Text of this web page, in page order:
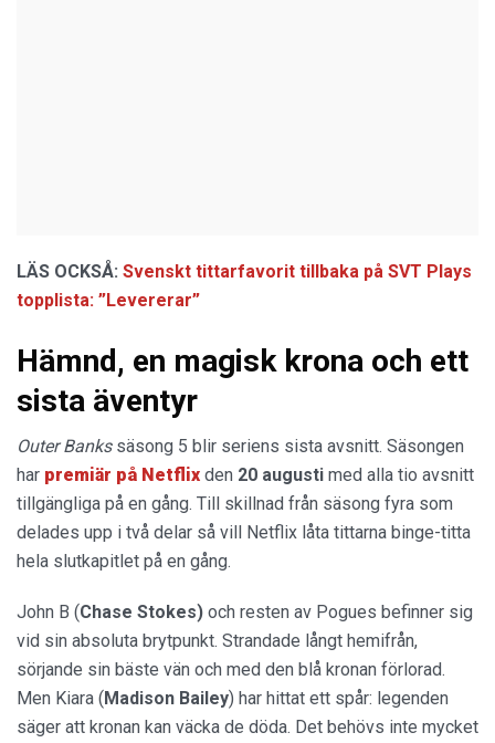
LÄS OCKSÅ: Svenskt tittarfavorit tillbaka på SVT Plays
topplista: ”Levererar”
Hämnd, en magisk krona och ett
sista äventyr
Outer Bankssäsong 5 blir seriens sista avsnitt. Säsongen
har premiär på Netflix den 20 augusti med alla tio avsnitt
tillgängliga på en gång. Till skillnad från säsong fyra som
delades upp i två delar så vill Netflix låta tittarna binge-titta
hela slutkapitlet på en gång.
John B (Chase Stokes) och resten av Pogues befinner sig
vid sin absoluta brytpunkt. Strandade långt hemifrån,
sörjande sin bäste vän och med den blå kronan förlorad.
Men Kiara (Madison Bailey) har hittat ett spår: legenden
säger att kronan kan väcka de döda. Det behövs inte mycket